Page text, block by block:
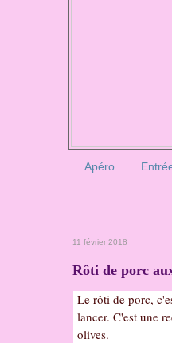
Apéro
11 février 2018
Rôti de porc
Le rôti de porc,
lancer. C'est une
olives.